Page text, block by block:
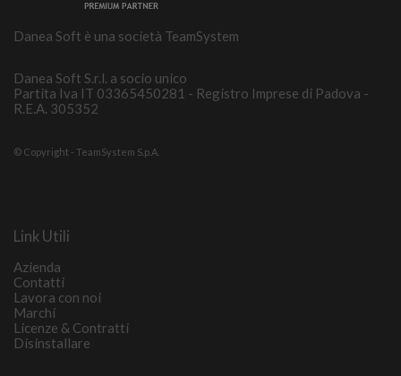
Danea Soft è una società TeamSystem
Danea Soft S.r.l. a socio unico
Partita Iva IT 03365450281 - Registro Imprese di Padova -
R.E.A. 305352
© Copyright - TeamSystem S.p.A.
Link Utili
Azienda
Contatti
Lavora con noi
Marchi
Licenze & Contratti
Disinstallare